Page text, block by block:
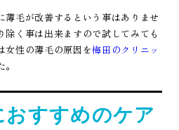
薄毛が改善するという事はありませ
除く事は出来ますので試してみても
女性の薄毛の原因を梅田のクリニッ
すすめのケア